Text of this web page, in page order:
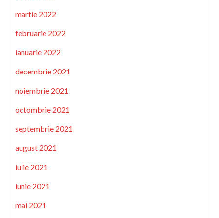
martie 2022
februarie 2022
ianuarie 2022
decembrie 2021
noiembrie 2021
octombrie 2021
septembrie 2021
august 2021
iulie 2021
iunie 2021
mai 2021